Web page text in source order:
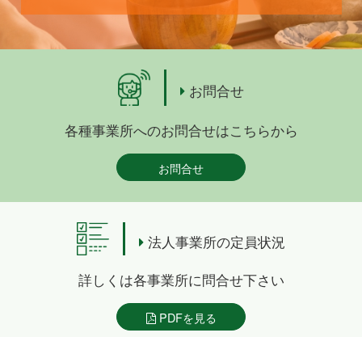
お問合せ
各種事業所へのお問合せはこちらから
お問合せ
法人事業所の定員状況
詳しくは各事業所に問合せ下さい
PDFを見る